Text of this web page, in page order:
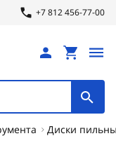
+7 812 456-77-00
Диски